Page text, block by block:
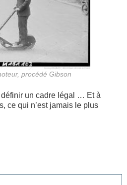
procédé Gibson
définir un cadre légal … Et à
ce qui n’est jamais le plus